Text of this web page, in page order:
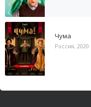
Чума
Россия, 2020